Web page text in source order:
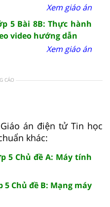
Xem giáo án
5 Bài 8B: Thực hành
video hướng dẫn
Xem giáo án
CÁO
án điện tử Tin học
khác:
5 Chủ đề A: Máy tính
Chủ đề B: Mạng máy